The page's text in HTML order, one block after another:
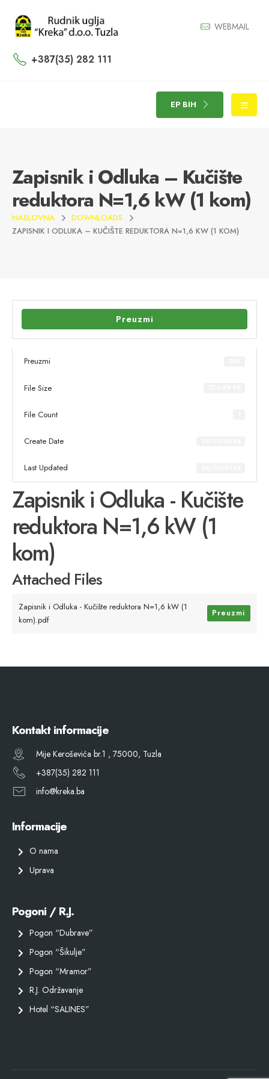
WEBMAIL
+387(35) 282 111
EP BIH
Zapisnik i Odluka – Kučište
reduktora N=1,6 kW (1 kom)
NASLOVNA
DOWNLOADS
ZAPISNIK I ODLUKA – KUČIŠTE REDUKTORA N=1,6 KW (1 KOM)
Preuzmi
Preuzmi
File Size
File Count
Create Date
Last Updated
Zapisnik i Odluka - Kučište
reduktora N=1,6 kW (1
kom)
Attached Files
Zapisnik i Odluka - Kučište reduktora N=1,6 kW (1
kom).pdf
Preuzmi
Kontakt informacije
Mije Keroševića br.1 , 75000, Tuzla
+387(35) 282 111
info@kreka.ba
Informacije
O nama
Uprava
Pogoni / R.J.
Pogon “Dubrave”
Pogon “Šikulje”
Pogon “Mramor”
R.J. Održavanje
Hotel “SALINES”